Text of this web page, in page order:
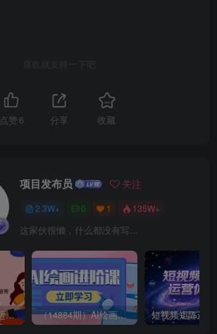
喜欢就支持一下吧
点赞 6 分享 收藏
项目发布员 关注
2.3W+ 0 1 135W+
这家伙很懒，什么都没有写...
（14882期）直播运营全流程课程-5月更新：从起号、话术设计、罗盘运营到微付费投放等 （14884期）AI绘画进阶课，涵盖电商摄影等多领域，PS操作与AI工具使用全面教学